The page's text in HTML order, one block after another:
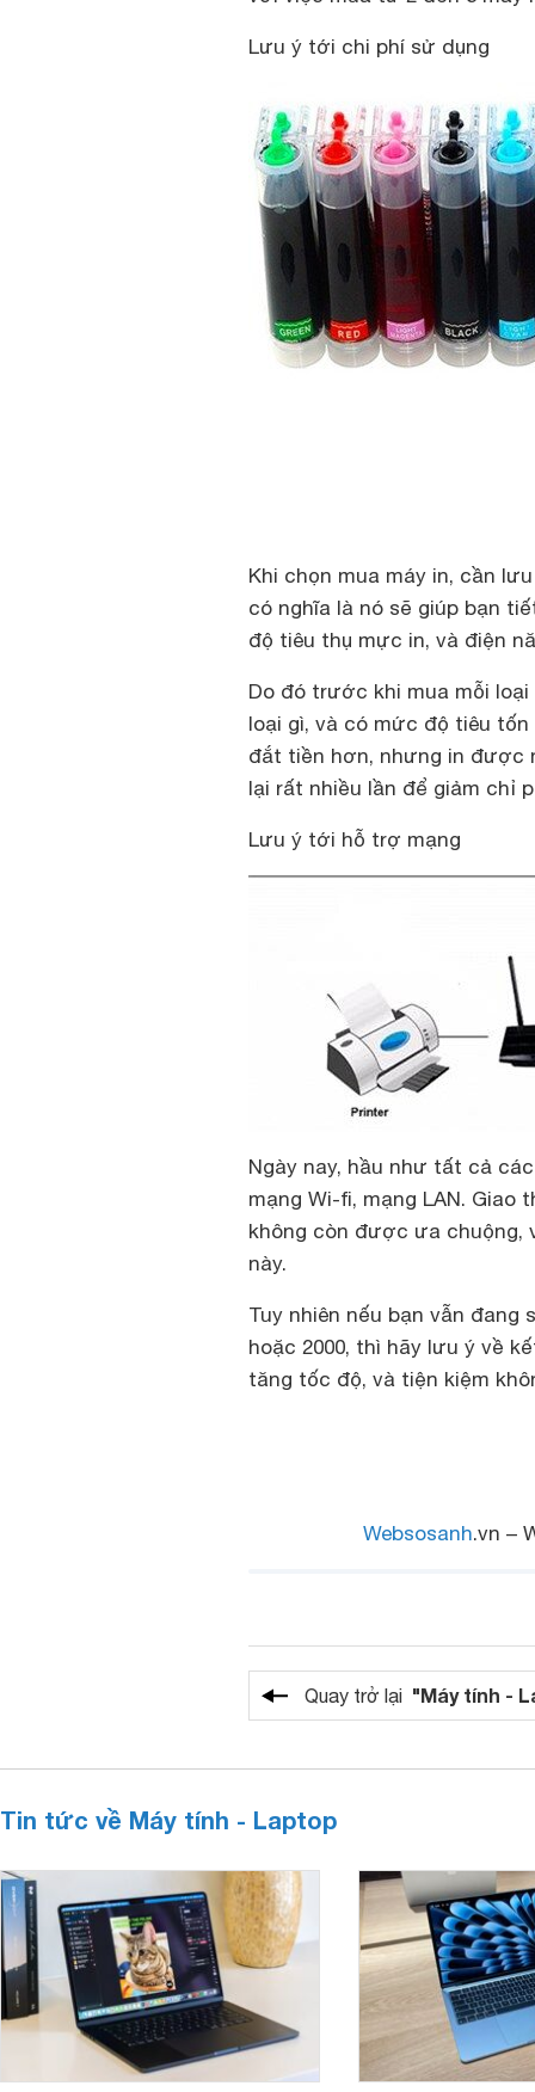
Lưu ý tới chi phí sử dụng
Khi chọn mua máy in, cần
có nghĩa là nó sẽ giúp bạn
độ tiêu thụ mực in, và điện
Do đó trước khi mua mỗi
loại gì, và có mức độ tiêu
đắt tiền hơn, nhưng in được
lại rất nhiều lần để giảm chỉ
Lưu ý tới hỗ trợ mạng
Ngày nay, hầu như tất cả
mạng Wi-fi, mạng LAN.
không còn được ưa chuộng,
này.
Tuy nhiên nếu bạn vẫn
hoặc 2000, thì hãy lưu ý về
tăng tốc độ, và tiện kiệm
Websosanh.vn –
Quay trở lại "Máy tính -
Tin tức về Máy tính - Laptop